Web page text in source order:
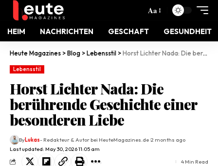
Aa
HEIM NACHRICHTEN GESCHAFT GESUNDHEIT
Heute Magazines >Blog >Lebensstil >Horst Lichter Nada: Die berührende Geschichte einer besonderen Liebe
Lebensstil
Horst Lichter Nada: Die
berührende Geschichte einer
besonderen Liebe
Last updated: May 30, 2026 11:05 am
ByLukas- Redakteur & Autor bei HeuteMagazines.de 2 months ago
4 Min Read